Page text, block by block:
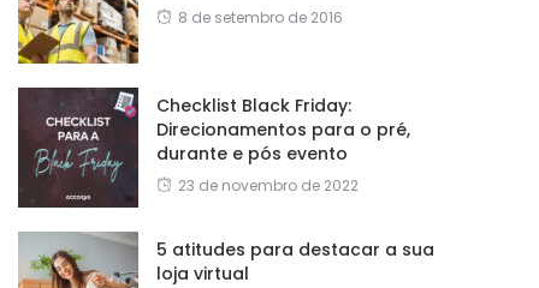
8 de setembro de 2016
Checklist Black Friday:
Direcionamentos para o pré,
durante e pós evento
23 de novembro de 2022
5 atitudes para destacar a sua
loja virtual